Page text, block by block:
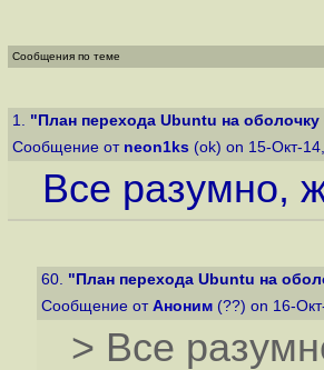
Сообщения по теме
1. "План перехода Ubuntu на
Сообщение от neon1ks (ok) on 15-Окт-
Все разумно,
60. "План перехода Ubuntu на
Сообщение от Аноним (??) on 16-
> Все